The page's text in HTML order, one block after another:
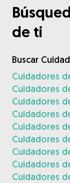
de ti
Buscar
Cuidadores
Cuidadores
Cuidadores
Cuidadores
Cuidadores
Cuidadores
Cuidadores
Cuidadores
Cuidadores